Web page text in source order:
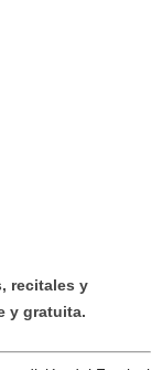
recitales y
y gratuita.